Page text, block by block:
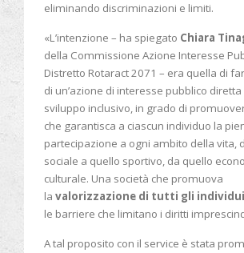
eliminando discriminazioni e limiti.
«L’intenzione – ha spiegato Chiara
della Commissione Azione Interesse
Distretto Rotaract 2071 – era quella di
di un’azione di interesse pubblico diretta
sviluppo inclusivo, in grado di
che garantisca a ciascun individuo la
partecipazione a ogni ambito della vita,
sociale a quello sportivo, da quello
culturale. Una società che promuova
la valorizzazione di tutti gli individui
le barriere che limitano i diritti
A tal proposito con il service è stata